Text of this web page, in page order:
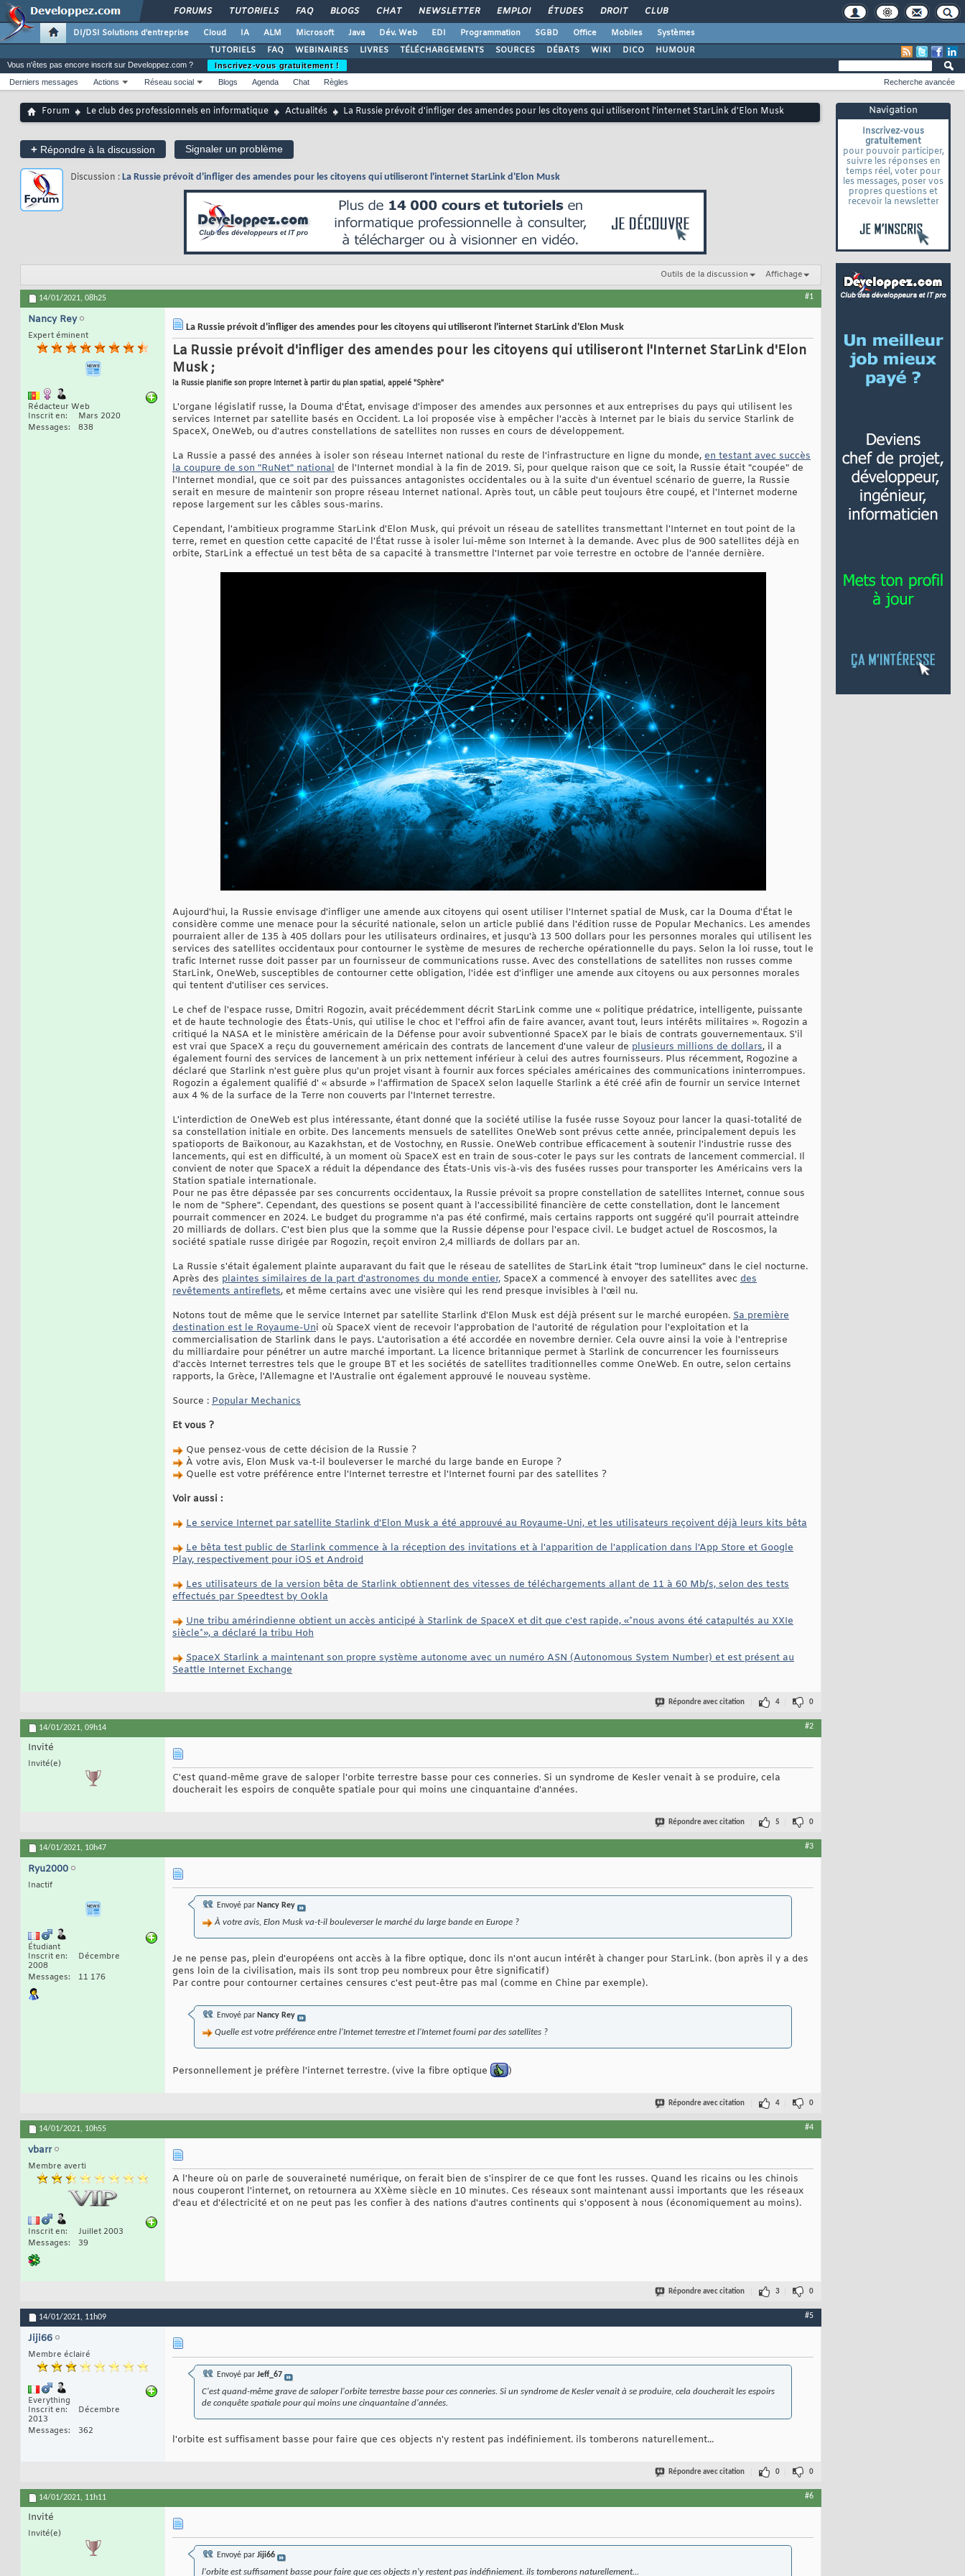
FORUMS TUTORIELS FAQ BLOGS CHAT NEWSLETTER EMPLOI ÉTUDES DROIT CLUB
DI/DSI Solutions d'entreprise Cloud IA ALM Microsoft Java Dév. Web EDI Programmation SGBD Office Mobiles
Systèmes
TUTORIELS
FAQ WEBINAIRES LIVRES TÉLÉCHARGEMENTS SOURCES DÉBATS WIKI DICO HUMOUR
Navigation
Inscrivez-vous
gratuitement
pour pouvoir participer,
suivre les réponses en
temps réel, voter pour
les messages, poser vos
propres questions et
recevoir la newsletter
Vous n'êtes pas encore inscrit sur Developpez.com ?
Inscrivez-vous gratuitement !
Derniers messages
Actions Réseau social Blogs Agenda Chat Règles Recherche avancée
Forum Le club des professionnels en informatique Actualités La Russie prévoit d'infliger des amendes pour les citoyens qui utiliseront l'internet StarLink d'Elon Musk
+ Répondre à la discussion Signaler un problème
Discussion : La Russie prévoit d'infliger des amendes pour les citoyens qui utiliseront l'internet StarLink d'Elon Musk
Outils de la discussion Affichage
14/01/2021, 08h25 #1
Nancy Rey
Expert éminent
Rédacteur Web
Inscrit en
Mars 2020
Messages
838
La Russie prévoit d'infliger des amendes pour les citoyens qui utiliseront l'internet StarLink d'Elon Musk
La Russie prévoit d'infliger des amendes pour les citoyens qui utiliseront l'Internet StarLink d'Elon
Musk ;
la Russie planifie son propre Internet à partir du plan spatial, appelé "Sphère"
L'organe législatif russe, la Douma d'État, envisage d'imposer des amendes aux personnes et aux entreprises du pays qui utilisent les
services Internet par satellite basés en Occident. La loi proposée vise à empêcher l'accès à Internet par le biais du service Starlink de
SpaceX, OneWeb, ou d'autres constellations de satellites non russes en cours de développement.
La Russie a passé des années à isoler son réseau Internet national du reste de l'infrastructure en ligne du monde, en testant avec succès
la coupure de son "RuNet" national de l'Internet mondial à la fin de 2019. Si, pour quelque raison que ce soit, la Russie était "coupée" de
l'Internet mondial, que ce soit par des puissances antagonistes occidentales ou à la suite d'un éventuel scénario de guerre, la Russie
serait en mesure de maintenir son propre réseau Internet national. Après tout, un câble peut toujours être coupé, et l'Internet moderne
repose largement sur les câbles sous-marins.
Cependant, l'ambitieux programme StarLink d'Elon Musk, qui prévoit un réseau de satellites transmettant l'Internet en tout point de la
terre, remet en question cette capacité de l'État russe à isoler lui-même son Internet à la demande. Avec plus de 900 satellites déjà en
orbite, StarLink a effectué un test bêta de sa capacité à transmettre l'Internet par voie terrestre en octobre de l'année dernière.
Aujourd'hui, la Russie envisage d'infliger une amende aux citoyens qui osent utiliser l'Internet spatial de Musk, car la Douma d'État le
considère comme une menace pour la sécurité nationale, selon un article publié dans l'édition russe de Popular Mechanics. Les amendes
pourraient aller de 135 à 405 dollars pour les utilisateurs ordinaires, et jusqu'à 13 500 dollars pour les personnes morales qui utilisent les
services des satellites occidentaux pour contourner le système de mesures de recherche opérationnelle du pays. Selon la loi russe, tout le
trafic Internet russe doit passer par un fournisseur de communications russe. Avec des constellations de satellites non russes comme
StarLink, OneWeb, susceptibles de contourner cette obligation, l'idée est d'infliger une amende aux citoyens ou aux personnes morales
qui tentent d'utiliser ces services.
Le chef de l'espace russe, Dmitri Rogozin, avait précédemment décrit StarLink comme une « politique prédatrice, intelligente, puissante
et de haute technologie des États-Unis, qui utilise le choc et l'effroi afin de faire avancer, avant tout, leurs intérêts militaires ». Rogozin a
critiqué la NASA et le ministère américain de la Défense pour avoir subventionné SpaceX par le biais de contrats gouvernementaux. S'il
est vrai que SpaceX a reçu du gouvernement américain des contrats de lancement d'une valeur de plusieurs millions de dollars, il a
également fourni des services de lancement à un prix nettement inférieur à celui des autres fournisseurs. Plus récemment, Rogozine a
déclaré que Starlink n'est guère plus qu'un projet visant à fournir aux forces spéciales américaines des communications ininterrompues.
Rogozin a également qualifié d' « absurde » l'affirmation de SpaceX selon laquelle Starlink a été créé afin de fournir un service Internet
aux 4 % de la surface de la Terre non couverts par l'Internet terrestre.
L'interdiction de OneWeb est plus intéressante, étant donné que la société utilise la fusée russe Soyouz pour lancer la quasi-totalité de
sa constellation initiale en orbite. Des lancements mensuels de satellites OneWeb sont prévus cette année, principalement depuis les
spatioports de Baïkonour, au Kazakhstan, et de Vostochny, en Russie. OneWeb contribue efficacement à soutenir l'industrie russe des
lancements, qui est en difficulté, à un moment où SpaceX est en train de sous-coter le pays sur les contrats de lancement commercial. Il
convient de noter que SpaceX a réduit la dépendance des États-Unis vis-à-vis des fusées russes pour transporter les Américains vers la
Station spatiale internationale.
Pour ne pas être dépassée par ses concurrents occidentaux, la Russie prévoit sa propre constellation de satellites Internet, connue sous
le nom de "Sphere". Cependant, des questions se posent quant à l'accessibilité financière de cette constellation, dont le lancement
pourrait commencer en 2024. Le budget du programme n'a pas été confirmé, mais certains rapports ont suggéré qu'il pourrait atteindre
20 milliards de dollars. C'est bien plus que la somme que la Russie dépense pour l'espace civil. Le budget actuel de Roscosmos, la
société spatiale russe dirigée par Rogozin, reçoit environ 2,4 milliards de dollars par an.
La Russie s'était également plainte auparavant du fait que le réseau de satellites de StarLink était "trop lumineux" dans le ciel nocturne.
Après des plaintes similaires de la part d'astronomes du monde entier, SpaceX a commencé à envoyer des satellites avec des
revêtements antireflets, et même certains avec une visière qui les rend presque invisibles à l'œil nu.
Notons tout de même que le service Internet par satellite Starlink d'Elon Musk est déjà présent sur le marché européen. Sa première
destination est le Royaume-Uni où SpaceX vient de recevoir l'approbation de l'autorité de régulation pour l'exploitation et la
commercialisation de Starlink dans le pays. L'autorisation a été accordée en novembre dernier. Cela ouvre ainsi la voie à l'entreprise
du milliardaire pour pénétrer un autre marché important. La licence britannique permet à Starlink de concurrencer les fournisseurs
d'accès Internet terrestres tels que le groupe BT et les sociétés de satellites traditionnelles comme OneWeb. En outre, selon certains
rapports, la Grèce, l'Allemagne et l'Australie ont également approuvé le nouveau système.
Source : Popular Mechanics
Et vous ?
Que pensez-vous de cette décision de la Russie ?
À votre avis, Elon Musk va-t-il bouleverser le marché du large bande en Europe ?
Quelle est votre préférence entre l'Internet terrestre et l'Internet fourni par des satellites ?
Voir aussi :
Le service Internet par satellite Starlink d'Elon Musk a été approuvé au Royaume-Uni, et les utilisateurs reçoivent déjà leurs kits bêta
Le bêta test public de Starlink commence à la réception des invitations et à l'apparition de l'application dans l'App Store et Google
Play, respectivement pour iOS et Android
Les utilisateurs de la version bêta de Starlink obtiennent des vitesses de téléchargements allant de 11 à 60 Mb/s, selon des tests
effectués par Speedtest by Ookla
Une tribu amérindienne obtient un accès anticipé à Starlink de SpaceX et dit que c'est rapide, «*nous avons été catapultés au XXIe
siècle*», a déclaré la tribu Hoh
SpaceX Starlink a maintenant son propre système autonome avec un numéro ASN (Autonomous System Number) et est présent au
Seattle Internet Exchange
Répondre avec citation 4 0
14/01/2021, 09h14 #2
Invité
Invité(e)
C'est quand-même grave de saloper l'orbite terrestre basse pour ces conneries. Si un syndrome de Kesler venait à se produire, cela
doucherait les espoirs de conquête spatiale pour qui moins une cinquantaine d'années.
Répondre avec citation 5 0
14/01/2021, 10h47 #3
Ryu2000
Inactif
Étudiant
Inscrit en
Décembre
2008
Messages
11 176
Envoyé par Nancy Rey
À votre avis, Elon Musk va-t-il bouleverser le marché du large bande en Europe ?
Je ne pense pas, plein d'européens ont accès à la fibre optique, donc ils n'ont aucun intérêt à changer pour StarLink. (bon après il y a des
gens loin de la civilisation, mais ils sont trop peu nombreux pour être significatif)
Par contre pour contourner certaines censures c'est peut-être pas mal (comme en Chine par exemple).
Envoyé par Nancy Rey
Quelle est votre préférence entre l'Internet terrestre et l'Internet fourni par des satellites ?
Personnellement je préfère l'internet terrestre. (vive la fibre optique )
Répondre avec citation 4 0
14/01/2021, 10h55 #4
vbarr
Membre averti
Inscrit en
Juillet 2003
Messages
39
A l'heure où on parle de souveraineté numérique, on ferait bien de s'inspirer de ce que font les russes. Quand les ricains ou les chinois
nous couperont l'internet, on retournera au XXème siècle en 10 minutes. Ces réseaux sont maintenant aussi importants que les réseaux
d'eau et d'électricité et on ne peut pas les confier à des nations d'autres continents qui s'opposent à nous (économiquement au moins).
Répondre avec citation 3 0
14/01/2021, 11h09 #5
Jiji66
Membre éclairé
Everything
Inscrit en
Décembre
2013
Messages
362
Envoyé par Jeff_67
C'est quand-même grave de saloper l'orbite terrestre basse pour ces conneries. Si un syndrome de Kesler venait à se produire, cela doucherait les espoirs
de conquête spatiale pour qui moins une cinquantaine d'années.
l'orbite est suffisament basse pour faire que ces objects n'y restent pas indéfiniement. ils tomberons naturellement...
Répondre avec citation 0 0
14/01/2021, 11h11 #6
Invité
Invité(e)
Envoyé par Jiji66
l'orbite est suffisament basse pour faire que ces objects n'y restent pas indéfiniement. ils tomberons naturellement...